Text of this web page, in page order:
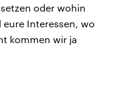
oder wohin
Interessen, wo
kommen wir ja